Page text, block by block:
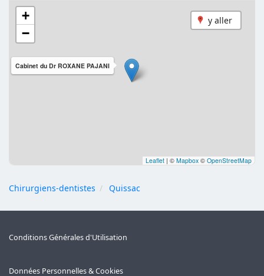
y aller
Cabinet du Dr ROXANE PAJANI
+
−
Leaflet | © Mapbox © OpenStreetMap
Chirurgiens-dentistes Quissac
Conditions Générales d'Utilisation
Données Personnelles & Cookies